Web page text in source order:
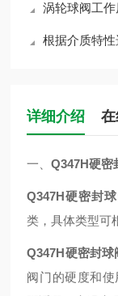
涡轮球阀工
根据介质特
详细介绍
一、Q347H硬密
Q347H硬密封
类，具体类型可
Q347H硬密封球
阀门的硬度和